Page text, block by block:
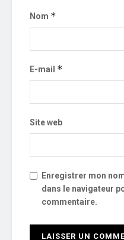
Nom *
E-mail *
Site web
Enregistrer mon
dans le navigateur
commentaire.